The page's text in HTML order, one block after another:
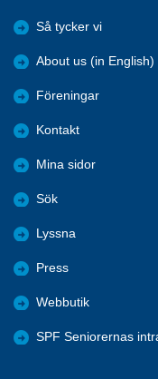
Så tycker vi
About us (in English)
Föreningar
Kontakt
Mina sidor
Sök
Lyssna
Press
Webbutik
SPF Seniorernas